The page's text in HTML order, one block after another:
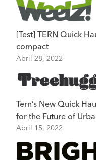
[Test] TERN Quick
compact
Abril 28, 2022
Tern’s New Quick
for the Future of
Abril 15, 2022